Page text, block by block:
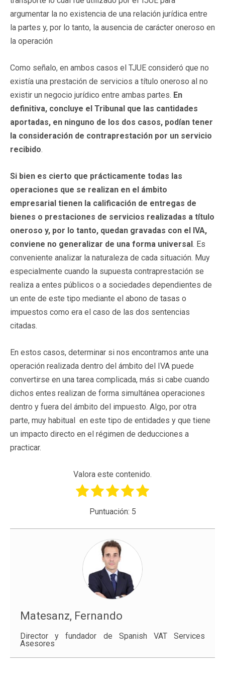
argumentar la no existencia de una relación jurídica entre
la partes y, por lo tanto, la ausencia de carácter oneroso en
la operación
Como señalo, en ambos casos el TJUE consideró que no
existía una prestación de servicios a título oneroso al no
existir un negocio jurídico entre ambas partes. En
definitiva, concluye el Tribunal que las cantidades
aportadas, en ninguno de los dos casos, podían tener
la consideración de contraprestación por un servicio
recibido.
Si bien es cierto que prácticamente todas las
operaciones que se realizan en el ámbito
empresarial tienen la calificación de entregas de
bienes o prestaciones de servicios realizadas a título
oneroso y, por lo tanto, quedan gravadas con el IVA,
conviene no generalizar de una forma universal. Es
conveniente analizar la naturaleza de cada situación. Muy
especialmente cuando la supuesta contraprestación se
realiza a entes públicos o a sociedades dependientes de
un ente de este tipo mediante el abono de tasas o
impuestos como era el caso de las dos sentencias
citadas.
En estos casos, determinar si nos encontramos ante una
operación realizada dentro del ámbito del IVA puede
convertirse en una tarea complicada, más si cabe cuando
dichos entes realizan de forma simultánea operaciones
dentro y fuera del ámbito del impuesto. Algo, por otra
parte, muy habitual en este tipo de entidades y que tiene
un impacto directo en el régimen de deducciones a
practicar.
Valora este contenido.
Puntuación: 5
Matesanz, Fernando
Director y fundador de Spanish VAT Services
Asesores